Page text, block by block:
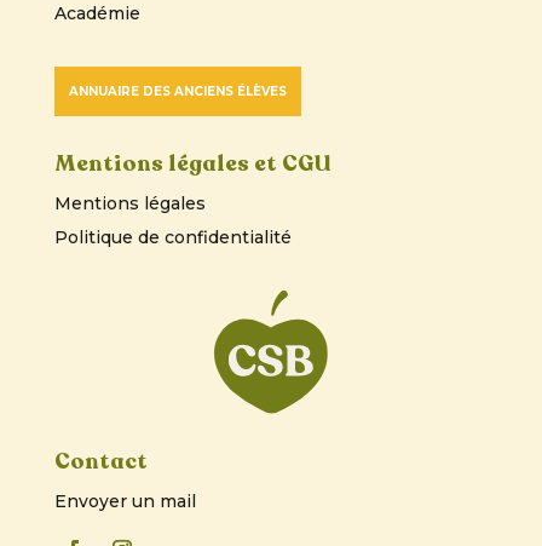
Académie
ANNUAIRE DES ANCIENS ÉLÈVES
Mentions légales et CGU
Mentions légales
Politique de confidentialité
Contact
Envoyer un mail